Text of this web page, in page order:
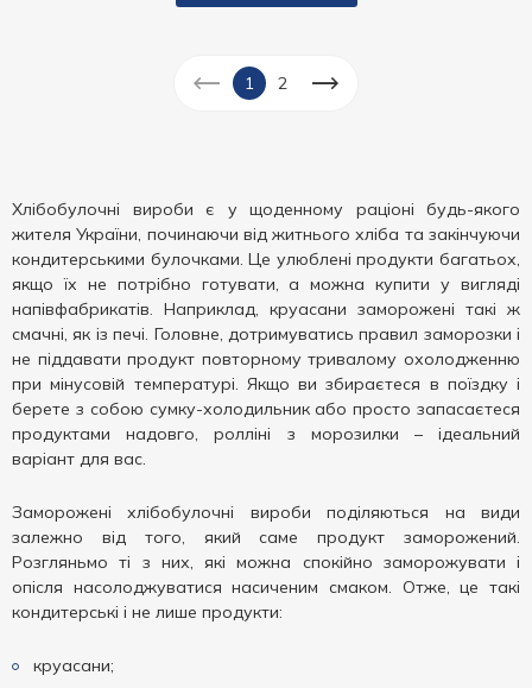
1 2
Хлібобулочні вироби є у щоденному раціоні будь-якого
жителя України, починаючи від житнього хліба та закінчуючи
кондитерськими булочками. Це улюблені продукти багатьох,
якщо їх не потрібно готувати, а можна купити у вигляді
напівфабрикатів. Наприклад, круасани заморожені такі ж
смачні, як із печі. Головне, дотримуватись правил заморозки і
не піддавати продукт повторному тривалому охолодженню
при мінусовій температурі. Якщо ви збираєтеся в поїздку і
берете з собою сумку-холодильник або просто запасаєтеся
продуктами надовго, ролліні з морозилки – ідеальний
варіант для вас.
Заморожені хлібобулочні вироби поділяються на види
залежно від того, який саме продукт заморожений.
Розгляньмо ті з них, які можна спокійно заморожувати і
опісля насолоджуватися насиченим смаком. Отже, це такі
кондитерські і не лише продукти:
круасани;